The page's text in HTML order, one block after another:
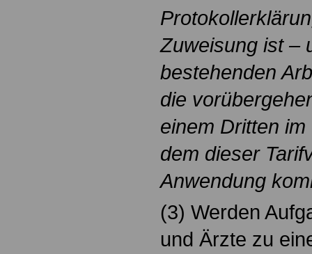
Zuweisung ist –
bestehenden
die
einem Dritten
dem dieser
Anwendung
(3) Werden
und Ärzte zu